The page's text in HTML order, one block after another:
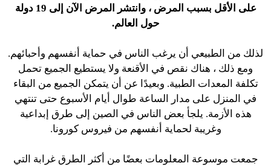
على الأقل بسبب المرض ، وانتشر المرض الآن إلى 19 دولة
حول العالم.
لذلك من الطبيعي أن يرغب الناس في حماية أنفسهم وأحبائهم.
ومع ذلك ، هناك نقص في الأقنعة ولا يستطيع الجميع تحمل
تكلفة المعدات الطبية. وبعيدًا عن أن يتمكن الجميع من البقاء
في المنزل على مدار الساعة طوال أيام الأسبوع حتى تنتهي
هذه الأزمة. يلجأ بعض الناس في الصين إلى طرق إبداعية
وغريبة لحماية أنفسهم من فيروس كورونا.
جمعت موسوعة المعلومات بعضًا من أكثر الطرق غرابة التي